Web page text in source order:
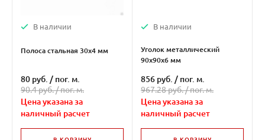
В наличии
Полоса стальная 30х4 мм
80 руб. / пог. м.
90.4 руб. /пог. м.
Цена указана за
наличный расчет
В наличии
Уголок металлический
90х90х6 мм
856 руб. / пог. м.
967.28 руб. /пог. м.
Цена указана за
наличный расчет